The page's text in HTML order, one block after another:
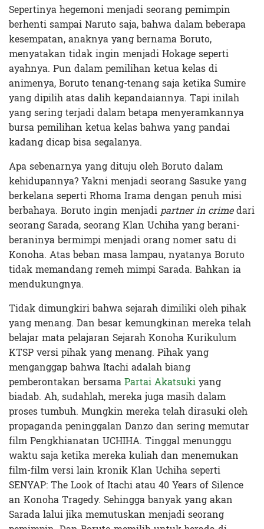
Sepertinya hegemoni menjadi seorang pemimpin
berhenti sampai Naruto saja, bahwa dalam beberapa
kesempatan, anaknya yang bernama Boruto,
menyatakan tidak ingin menjadi Hokage seperti
ayahnya. Pun dalam pemilihan ketua kelas di
animenya, Boruto tenang-tenang saja ketika Sumire
yang dipilih atas dalih kepandaiannya. Tapi inilah
yang sering terjadi dalam betapa menyeramkannya
bursa pemilihan ketua kelas bahwa yang pandai
kadang dicap bisa segalanya.
Apa sebenarnya yang dituju oleh Boruto dalam
kehidupannya? Yakni menjadi seorang Sasuke yang
berkelana seperti Rhoma Irama dengan penuh misi
berbahaya. Boruto ingin menjadi partner in crimedari
seorang Sarada, seorang Klan Uchiha yang berani-
beraninya bermimpi menjadi orang nomer satu di
Konoha. Atas beban masa lampau, nyatanya Boruto
tidak memandang remeh mimpi Sarada. Bahkan ia
mendukungnya.
Tidak dimungkiri bahwa sejarah dimiliki oleh pihak
yang menang. Dan besar kemungkinan mereka telah
belajar mata pelajaran Sejarah Konoha Kurikulum
KTSP versi pihak yang menang. Pihak yang
menganggap bahwa Itachi adalah biang
pemberontakan bersamaPartai Akatsukiyang
biadab. Ah, sudahlah, mereka juga masih dalam
proses tumbuh. Mungkin mereka telah dirasuki oleh
propaganda peninggalan Danzo dan sering memutar
film Pengkhianatan UCHIHA. Tinggal menunggu
waktu saja ketika mereka kuliah dan menemukan
film-film versi lain kronik Klan Uchiha seperti
SENYAP: The Look of Itachi atau 40 Years of Silence
an Konoha Tragedy. Sehingga banyak yang akan
Sarada lalui jika memutuskan menjadi seorang